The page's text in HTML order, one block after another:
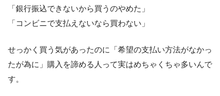
「銀行振込できないから買うのやめた」
「コンビニで支払えないなら買わない」
せっかく買う気があったのに「希望の支払い方法がなかっ
たが為に」購入を諦める人って実はめちゃくちゃ多いんで
す。